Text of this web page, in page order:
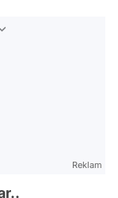
Reklam